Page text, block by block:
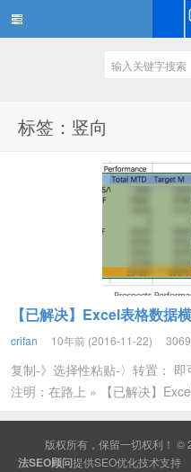
标签：竖向
【已解决】Excel表格数据
crifan 10年前 (2016-11-22)
复制-》选择性粘贴-〉转置：
注明：在路上 » 【已解决】
版权所有，保留一切权利！ ©
法SEO顾问提供SEO优化技术支持